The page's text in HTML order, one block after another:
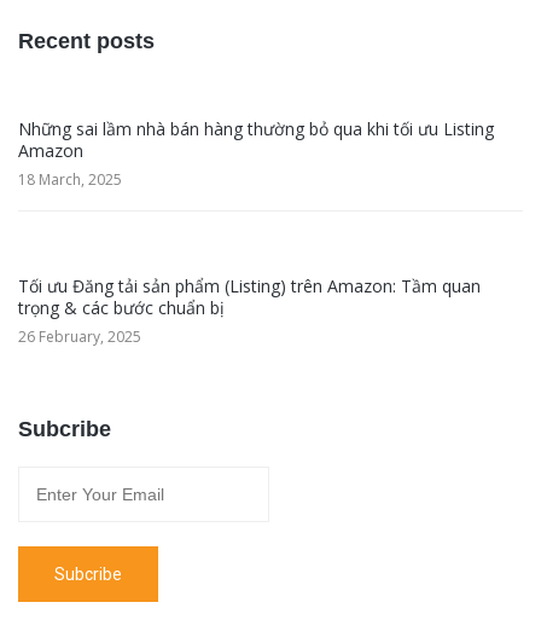
Recent posts
Những sai lầm nhà bán hàng thường bỏ qua khi tối ưu Listing
Amazon
18 March, 2025
Tối ưu Đăng tải sản phẩm (Listing) trên Amazon: Tầm quan
trọng & các bước chuẩn bị
26 February, 2025
Subcribe